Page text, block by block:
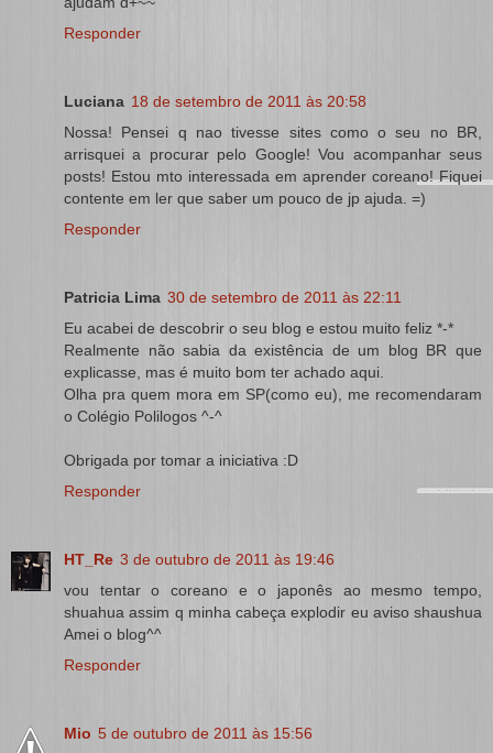
Responder
Luciana 18 de setembro de 2011 às 20:58
Nossa! Pensei q nao tivesse sites como o seu no BR,
arrisquei a procurar pelo Google! Vou acompanhar seus
posts! Estou mto interessada em aprender coreano! Fiquei
contente em ler que saber um pouco de jp ajuda. =)
Responder
Patricia Lima 30 de setembro de 2011 às 22:11
Eu acabei de descobrir o seu blog e estou muito feliz *-*
Realmente não sabia da existência de um blog BR que
explicasse, mas é muito bom ter achado aqui.
Olha pra quem mora em SP(como eu), me recomendaram
o Colégio Polilogos ^-^
Obrigada por tomar a iniciativa :D
Responder
HT_Re 3 de outubro de 2011 às 19:46
vou tentar o coreano e o japonês ao mesmo tempo,
shuahua assim q minha cabeça explodir eu aviso shaushua
Amei o blog^^
Responder
Mio 5 de outubro de 2011 às 15:56